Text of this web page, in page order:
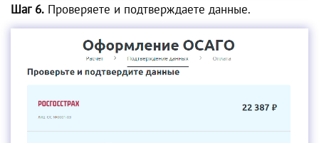
Шаг 6. Проверяете и подтверждаете данные.